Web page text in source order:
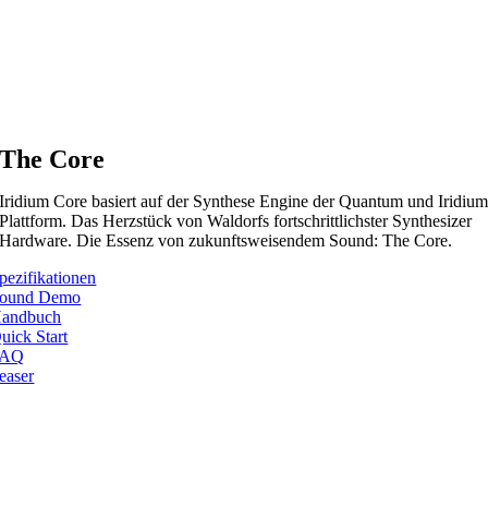
The Core
Iridium Core basiert auf der Synthese Engine der Quantum und Iridium
Plattform. Das Herzstück von Waldorfs fortschrittlichster Synthesizer
Hardware. Die Essenz von zukunftsweisendem Sound: The Core.
Demo
Start